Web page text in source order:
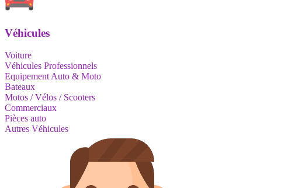
Véhicules
Voiture
Véhicules Professionnels
Equipement Auto & Moto
Bateaux
Motos / Vélos / Scooters
Commerciaux
Pièces auto
Autres Véhicules